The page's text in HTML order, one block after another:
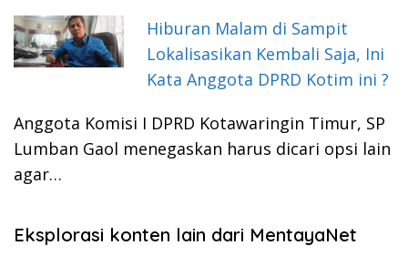
Hiburan Malam di Sampit
Lokalisasikan Kembali Saja, Ini
Kata Anggota DPRD Kotim ini ?
Anggota Komisi I DPRD Kotawaringin Timur, SP
Lumban Gaol menegaskan harus dicari opsi lain
agar…
Eksplorasi konten lain dari MentayaNet